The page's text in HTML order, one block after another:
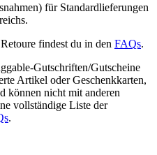
für Standardlieferungen
findest du in den FAQs.
Gutschriften/Gutscheine
Artikel oder Geschenkkarten,
können nicht mit anderen
vollständige Liste der
.